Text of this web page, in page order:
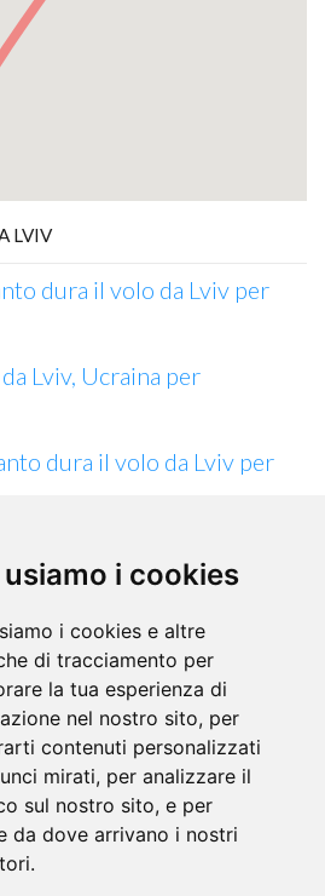
usiamo i cookies
i cookies e altre
di tracciamento per
la tua esperienza di
nel nostro sito, per
contenuti personalizzati
mirati, per analizzare il
sul nostro sito, e per
da dove arrivano i nostri
LVIV
dura il volo da Lviv per
Lviv, Ucraina per
dura il volo da Lviv per
volo Lviv Joensuu
aereo da Lviv a Diamantina
VITORIA
in aereo
Vitoria a Hyderabad?
volo Vitoria Dublino